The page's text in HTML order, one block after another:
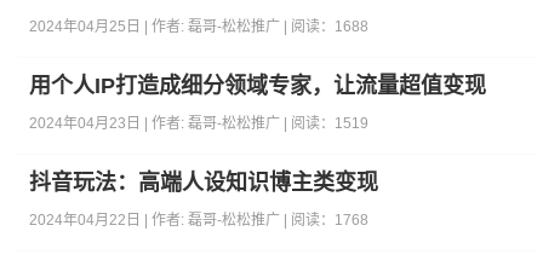
2024年04月25日 | 作者:磊哥-松松推广 | 阅读： 1688
用个人IP打造成细分领域专家，让流量超值变现
2024年04月23日 | 作者:磊哥-松松推广 | 阅读： 1519
抖音玩法：高端人设知识博主类变现
2024年04月22日 | 作者:磊哥-松松推广 | 阅读： 1768